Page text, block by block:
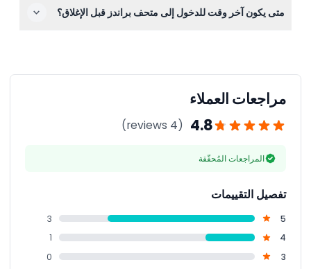
تستكشف التعبئة والتغليف القديمة والمنتجات الأيقونية وتطور
متى يكون آخر وقت للدخول إلى متحف براندز قبل الإغلاق؟
مراجعات العملاء
4.8
(4 reviews)
المراجعات المُحقّقة
تفصيل التقييمات
5
3
4
1
3
0